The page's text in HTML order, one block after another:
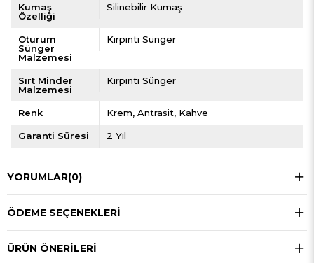
Kumaş
Özelliği
Silinebilir Kumaş
Oturum
Sünger
Malzemesi
Kırpıntı Sünger
Sırt Minder
Malzemesi
Kırpıntı Sünger
Renk Krem Antrasit Kahve
Garanti Süresi 2 Yıl
YORUMLAR(0)
ÖDEME SEÇENEKLERI
ÜRÜN ÖNERILERI